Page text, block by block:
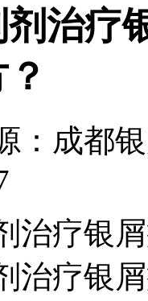
治疗
：成都
治疗银
治疗银